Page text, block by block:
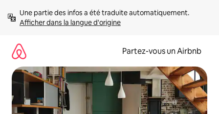
directement
Afficher dans la langue d'origine
Partez-vous un Airbnb